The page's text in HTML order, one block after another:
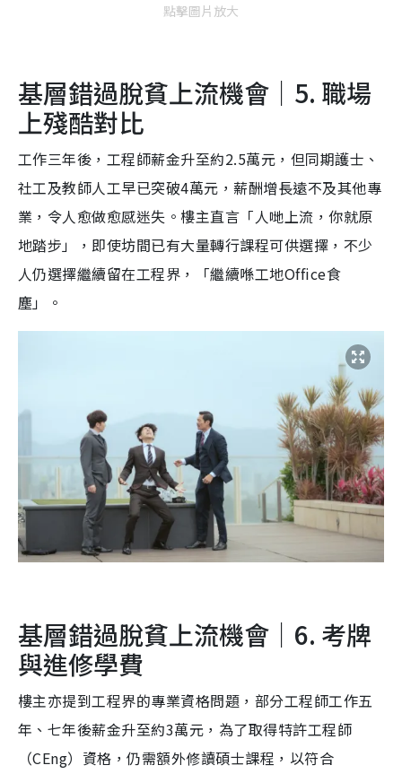
點擊圖片放大
基層錯過脫貧上流機會｜5. 職場
上殘酷對比
工作三年後，工程師薪金升至約2.5萬元，但同期護士、
社工及教師人工早已突破4萬元，薪酬增長遠不及其他專
業，令人愈做愈感迷失。樓主直言「人哋上流，你就原
地踏步」，即使坊間已有大量轉行課程可供選擇，不少
人仍選擇繼續留在工程界，「繼續喺工地Office食
塵」。
基層錯過脫貧上流機會｜6. 考牌
與進修學費
樓主亦提到工程界的專業資格問題，部分工程師工作五
年、七年後薪金升至約3萬元，為了取得特許工程師
（CEng）資格，仍需額外修讀碩士課程，以符合